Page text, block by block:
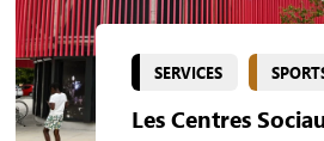
SERVICES
Les Centres